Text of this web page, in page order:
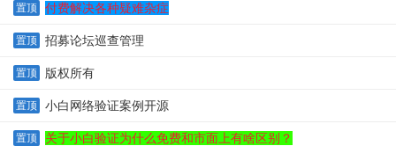
置顶 付费解决各种疑难杂症
置顶 招募论坛巡查管理
置顶 版权所有
置顶 小白网络验证案例开源
置顶 关于小白验证为什么免费和市面上有啥区别？